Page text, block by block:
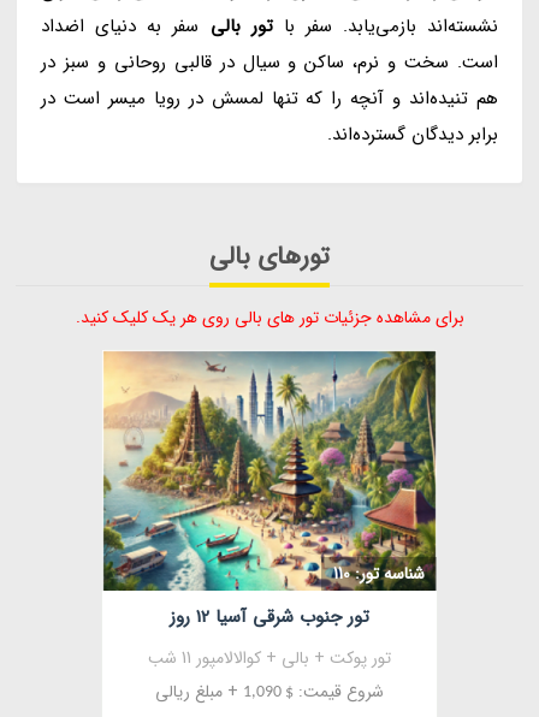
نشسته‌اند بازمی‌یابد. سفر باتور بالی سفر به دنیای اضداد
است. سخت و نرم، ساکن و سیال در قالبی روحانی و سبز در
هم تنیده‌اند و آنچه را که تنها لمسش در رویا میسر است در
برابر دیدگان گسترده‌اند.
تورهای بالی
برای مشاهده جزئیات تور های بالی روی هر یک کلیک کنید.
شناسه تور: 110
تور جنوب شرقی آسیا 12 روز
تور پوکت + بالی + کوالالامپور 11 شب
شروع قیمت: $ 1,090 + مبلغ ریالی